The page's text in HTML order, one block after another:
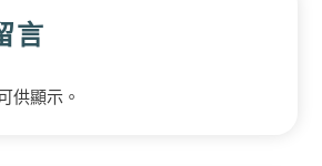
言
供顯示。